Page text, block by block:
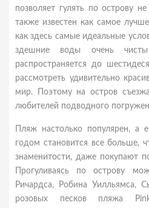
позволяет гулять по острову
также известен как самое
как здесь самые идеальные
здешние воды очень
распространяется до
рассмотреть удивительно
мир. Поэтому на остров
любителей подводного
Пляж настолько популярен, а
годом становится все больше,
знаменитости, даже покупают
Прогуливаясь по острову
Ричардса, Робина Уилльямса,
розовых песков пляжа